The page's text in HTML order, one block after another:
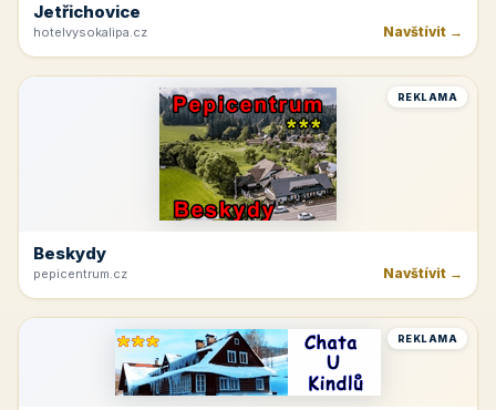
Jetřichovice
hotelvysokalipa.cz Navštívit →
REKLAMA
Beskydy
pepicentrum.cz Navštívit →
REKLAMA